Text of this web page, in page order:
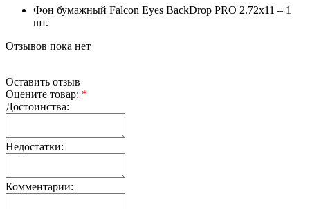
Фон бумажный Falcon Eyes BackDrop PRO 2.72x11 – 1
шт.
Отзывов пока нет
Оставить отзыв
Оцените товар: *
Достоинства:
Недостатки:
Комментарии: